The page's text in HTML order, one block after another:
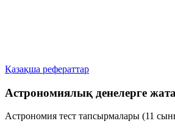
Қазақша рефераттар
Астрономиялық денелерге
Астрономия тест тапсырмалары (11